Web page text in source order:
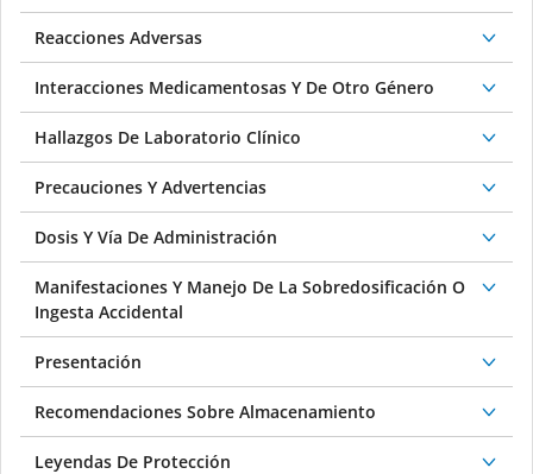
Reacciones Adversas
Interacciones Medicamentosas Y De Otro Género
Hallazgos De Laboratorio Clínico
Precauciones Y Advertencias
Dosis Y Vía De Administración
Manifestaciones Y Manejo De La Sobredosificación O
Ingesta Accidental
Presentación
Recomendaciones Sobre Almacenamiento
Leyendas De Protección